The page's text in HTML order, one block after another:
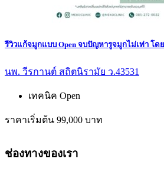
รีวิวแก้จมูกแบบ Open จบปัญหารูจมูกไม่เท่า
นพ. วีรกานต์ สถิตนิรามัย ว.43531
เทคนิค Open
ราคาเริ่มต้น 99,000 บาท
ช่องทางของเรา